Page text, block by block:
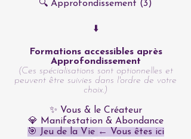
🔍 Approfondissement (3)
⬇️
Formations accessibles après
Approfondissement
(Ces spécialisations sont optionnelles et
peuvent être suivies dans l'ordre de votre
choix.)
✨ Vous & le Créateur
💎 Manifestation & Abondance
🎯 Jeu de la Vie ← Vous êtes ici